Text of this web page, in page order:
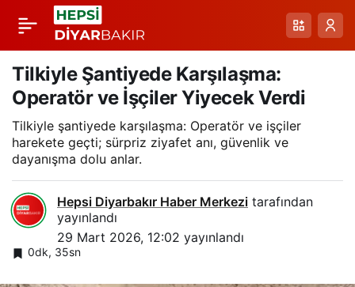
Tilkiyle Şantiyede Karşılaşma:
Operatör ve İşçiler Yiyecek Verdi
Tilkiyle şantiyede karşılaşma: Operatör ve işçiler
harekete geçti; sürpriz ziyafet anı, güvenlik ve
dayanışma dolu anlar.
Hepsi Diyarbakır Haber Merkezi tarafından
yayınlandı
29 Mart 2026, 12:02 yayınlandı
0dk, 35sn
Sarıkamış’ta Anne Ayı
ve İki Yavrusunun Çöp
Konteynırında
Yiyecek Arayışı
Paylaş